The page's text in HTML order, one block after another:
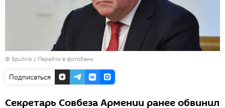
© Sputnik / Перейти в фотобанк
Подписаться
Секретарь Совбеза Армении ранее обвинил